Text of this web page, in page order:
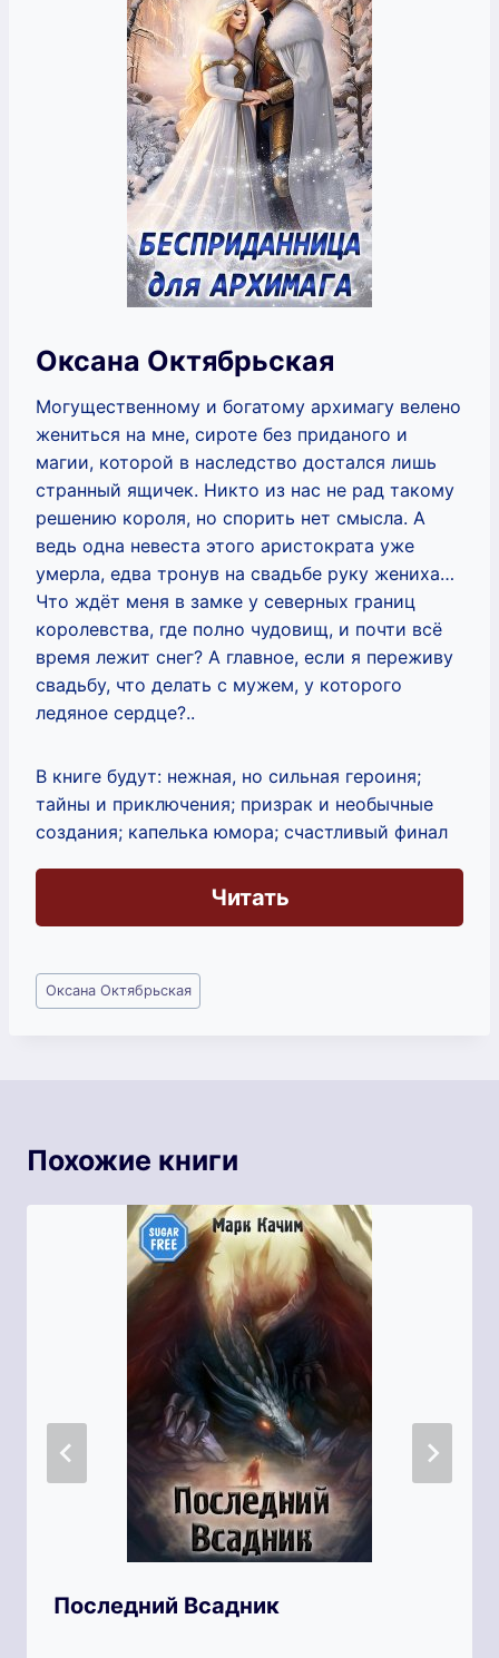
Оксана Октябрьская
Могущественному и богатому архимагу велено
жениться на мне, сироте без приданого и
магии, которой в наследство достался лишь
странный ящичек. Никто из нас не рад такому
решению короля, но спорить нет смысла. А
ведь одна невеста этого аристократа уже
умерла, едва тронув на свадьбе руку жениха…
Что ждёт меня в замке у северных границ
королевства, где полно чудовищ, и почти всё
время лежит снег? А главное, если я переживу
свадьбу, что делать с мужем, у которого
ледяное сердце?..
В книге будут: нежная, но сильная героиня;
тайны и приключения; призрак и необычные
создания; капелька юмора; счастливый финал
Читать
Метки
записи:
Оксана Октябрьская
Похожие книги
Последний Всадник